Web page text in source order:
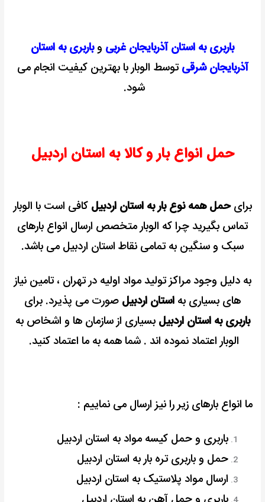
باربری به استان آذربایجان غربی وباربری به استان
آذربایجان شرقی توسط الوبار با بهترین کیفیت انجام می
شود.
حمل انواع بار و کالا به استان اردبیل
برایحمل همه نوع بار به استان اردبیل کافی است با الوبار
تماس بگیرید چرا که الوبار متخصص ارسال انواع بارهای
سبک و سنگین به تمامی نقاط استان اردبیل می باشد.
به دلیل وجود مراکز تولید مواد اولیه در تهران ، تامین نیاز
های بسیاری به استان اردبیل صورت می پذیرد. برای
باربری به استان اردبیل بسیاری از سازمان ها و اشخاص به
الوبار اعتماد نموده اند . شما همه به ما اعتماد کنید.
ما انواع بارهای زیر را نیز ارسال می نماییم :
باربری و حمل کیسه مواد به استان اردبیل
حمل و باربری تره بار به استان اردبیل
ارسال مواد پلاستیک به استان اردبیل